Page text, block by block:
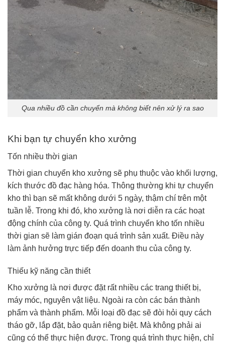
Qua nhiều đồ cần chuyển mà không biết nên xử lý ra sao
Khi bạn tự chuyển kho xưởng
Tốn nhiều thời gian
Thời gian chuyển kho xưởng sẽ phụ thuộc vào khối lượng,
kích thước đồ đạc hàng hóa. Thông thường khi tự chuyển
kho thì bạn sẽ mất không dưới 5 ngày, thậm chí trên một
tuần lễ. Trong khi đó, kho xưởng là nơi diễn ra các hoạt
động chính của công ty. Quá trình chuyển kho tốn nhiều
thời gian sẽ làm gián đoạn quá trình sản xuất. Điều này
làm ảnh hưởng trực tiếp đến doanh thu của công ty.
Thiếu kỹ năng cần thiết
Kho xưởng là nơi được đặt rất nhiều các trang thiết bị,
máy móc, nguyên vật liệu. Ngoài ra còn các bán thành
phẩm và thành phẩm. Mỗi loại đồ đạc sẽ đòi hỏi quy cách
tháo gỡ, lắp đặt, bảo quản riêng biệt. Mà không phải ai
cũng có thể thực hiện được. Trong quá trình thực hiện, chỉ